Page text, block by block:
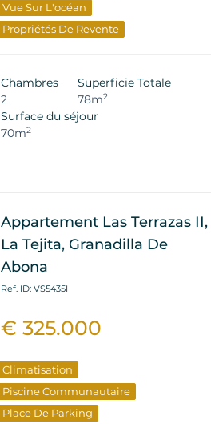
Vue Sur L'océan
Propriétés De Revente
Chambres
2
Superficie Totale
78m2
Surface du séjour
70m2
Appartement Las Terrazas II,
La Tejita, Granadilla De
Abona
Ref. ID: VS5435I
€ 325.000
Climatisation
Piscine Communautaire
Place De Parking